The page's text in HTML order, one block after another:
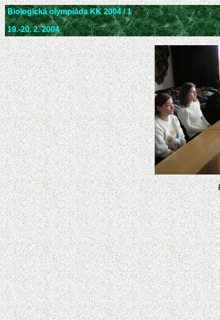
Biologická olympiáda KK 2004 / 1
19.-20. 2. 2004